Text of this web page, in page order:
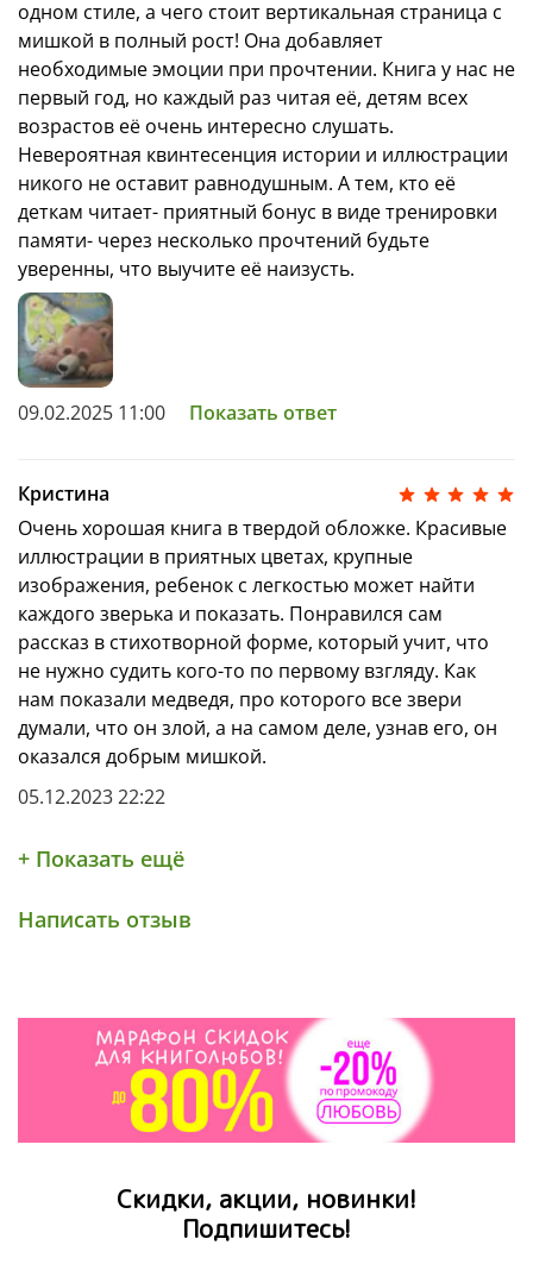
одном стиле, а чего стоит вертикальная страница с
мишкой в полный рост! Она добавляет
необходимые эмоции при прочтении. Книга у нас не
первый год, но каждый раз читая её, детям всех
возрастов её очень интересно слушать.
Невероятная квинтесенция истории и иллюстрации
никого не оставит равнодушным. А тем, кто её
деткам читает- приятный бонус в виде тренировки
памяти- через несколько прочтений будьте
уверенны, что выучите её наизусть.
09.02.2025 11:00 Показать ответ
Кристина
Очень хорошая книга в твердой обложке. Красивые
иллюстрации в приятных цветах, крупные
изображения, ребенок с легкостью может найти
каждого зверька и показать. Понравился сам
рассказ в стихотворной форме, который учит, что
не нужно судить кого-то по первому взгляду. Как
нам показали медведя, про которого все звери
думали, что он злой, а на самом деле, узнав его, он
оказался добрым мишкой.
05.12.2023 22:22
+ Показать ещё
Написать отзыв
Скидки, акции, новинки!
Подпишитесь!